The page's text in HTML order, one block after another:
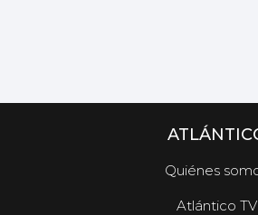
Quiénes
Atlántico TV